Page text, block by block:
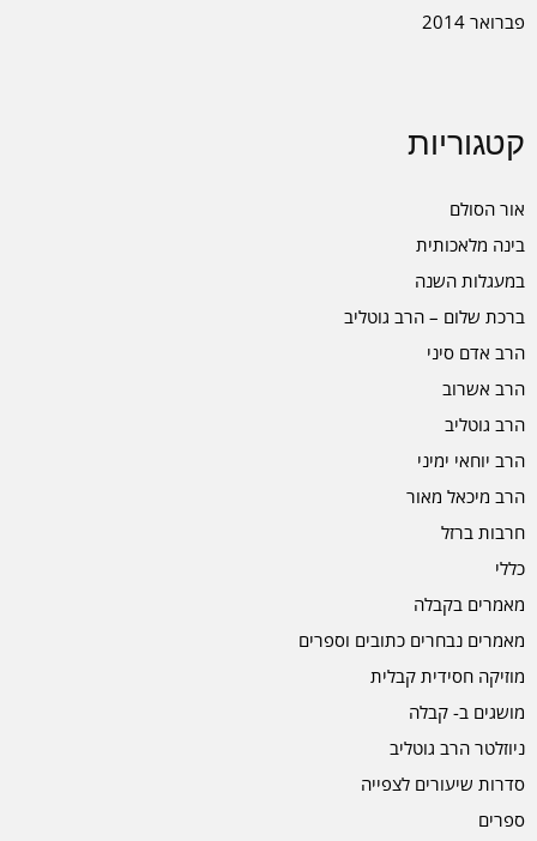
פברואר 2014
קטגוריות
אור הסולם
בינה מלאכותית
במעגלות השנה
ברכת שלום – הרב גוטליב
הרב אדם סיני
הרב אשרוב
הרב גוטליב
הרב יוחאי ימיני
הרב מיכאל מאור
חרבות ברזל
כללי
מאמרים בקבלה
מאמרים נבחרים כתובים וספרים
מוזיקה חסידית קבלית
מושגים ב- קבלה
ניוזלטר הרב גוטליב
סדרות שיעורים לצפייה
ספרים